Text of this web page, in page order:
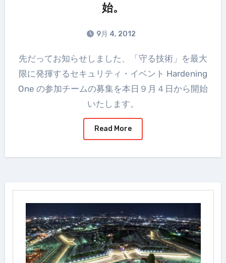
始。
9月 4, 2012
先だってお知らせしました、「守る技術」を最大
限に発揮するセキュリティ・イベント Hardening
One の参加チームの募集を本日９月４日から開始
いたします。
Read More